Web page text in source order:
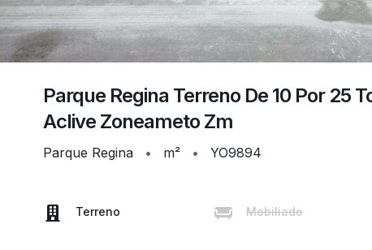
Parque Regina Terreno De 10 Por 25
Aclive Zoneameto Zm
Parque Regina • m² • YO9894
Terreno Mobiliado